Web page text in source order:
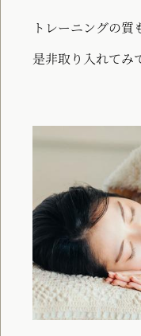
トレーニングの質
是非取り入れてみ